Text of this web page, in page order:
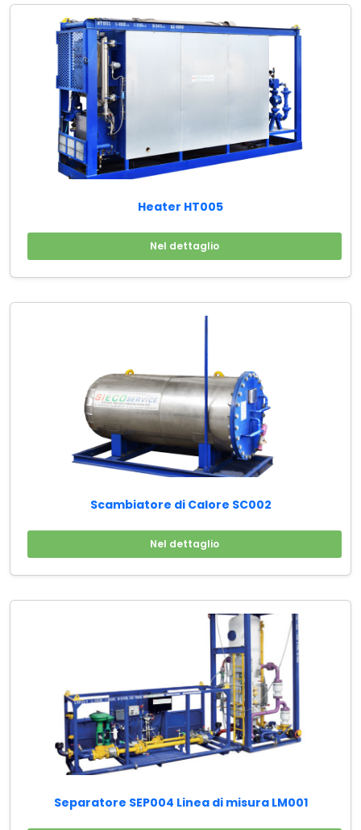
Heater HT005
Nel dettaglio
Scambiatore di Calore SC002
Nel dettaglio
Separatore SEP004 Linea di misura LM001